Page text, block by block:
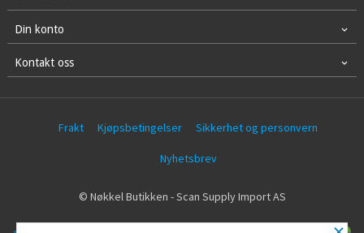
Din konto
Kontakt oss
Frakt Kjøpsbetingelser Sikkerhet og personvern
Nyhetsbrev
© Nøkkel Butikken - Scan Supply Import AS